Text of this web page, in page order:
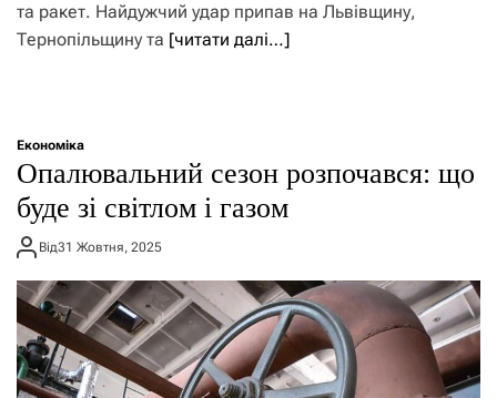
та ракет. Найдужчий удар припав на Львівщину,
Тернопільщину та [читати далі…]
Економіка
Опалювальний сезон розпочався: що
буде зі світлом і газом
Від31 Жовтня, 2025